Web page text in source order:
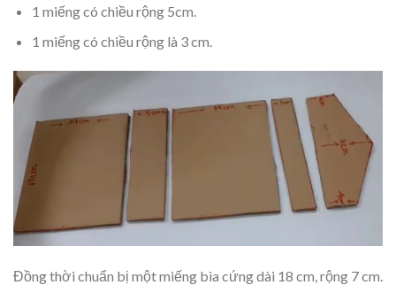
1 miếng có chiều rộng 5cm.
1 miếng có chiều rộng là 3 cm.
Đồng thời chuẩn bị một miếng bìa cứng dài 18 cm, rộng 7 cm.